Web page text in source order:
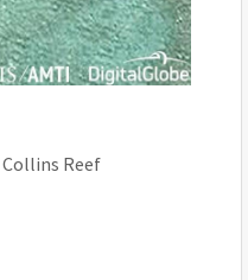
Collins Reef